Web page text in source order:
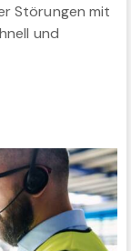
Störungen mit
und